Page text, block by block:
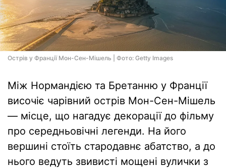
Острів у Франції Мон-Сен-Мішель | Фото: Getty Images
Між Нормандією та Бретанню у Франції
височіє чарівний острів Мон-Сен-Мішель
— місце, що нагадує декорації до фільму
про середньовічні легенди. На його
вершині стоїть стародавнє абатство, а до
нього ведуть звивисті мощені вулички з